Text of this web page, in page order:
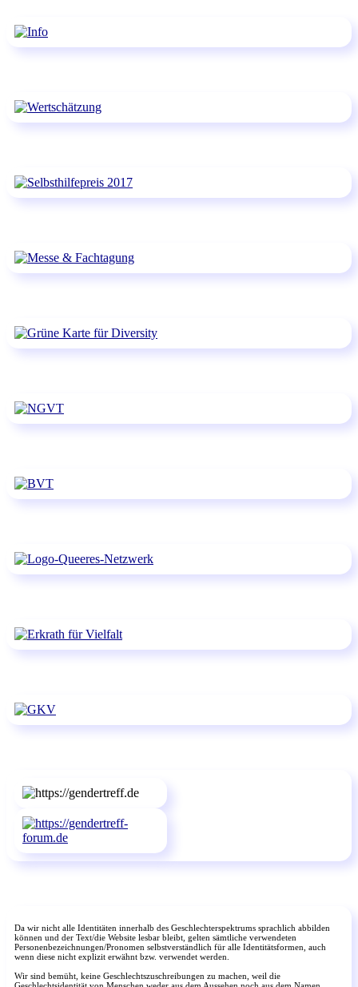
Da wir nicht alle Identitäten innerhalb des Geschlechterspektrums sprachlich abbilden
können und der Text/die Website lesbar bleibt, gelten sämtliche verwendeten
Personenbezeichnungen/Pronomen selbstverständlich für alle Identitätsformen, auch
wenn diese nicht explizit erwähnt bzw. verwendet werden.
Wir sind bemüht, keine Geschlechtszuschreibungen zu machen, weil die